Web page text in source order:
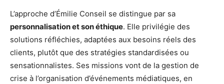
L’approche d’Émilie Conseil se distingue par sa
personnalisation et son éthique. Elle privilégie des
solutions réfléchies, adaptées aux besoins réels des
clients, plutôt que des stratégies standardisées ou
sensationnalistes. Ses missions vont de la gestion de
crise à l’organisation d’événements médiatiques, en